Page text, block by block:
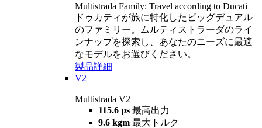
Multistrada Family: Travel according to Ducati
ドゥカティが旅に特化したビッグデュアル
のファミリー。ムルティストラーダのライ
ンナップを探索し、あなたのニーズに最適
なモデルをお選びください。
製品詳細
V2
Multistrada V2
115.6 ps 最高出力
9.6 kgm 最大トルク